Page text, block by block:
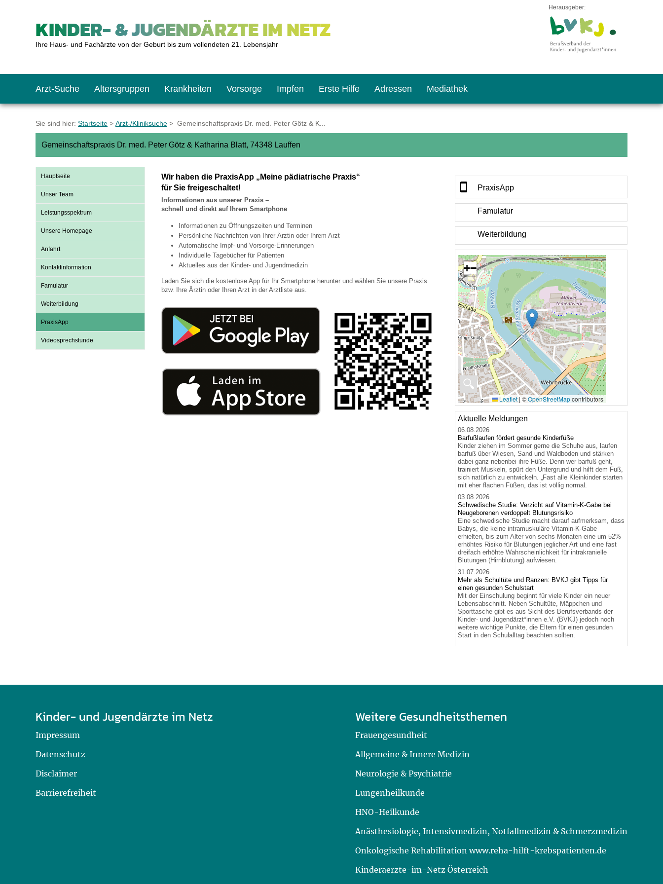
KINDER- & JUGENDÄRZTE IM NETZ
Ihre Haus- und Fachärzte von der Geburt bis zum vollendeten 21. Lebensjahr
Herausgeber:
Arzt-Suche Altersgruppen
Das erste Jahr
Schulkinder
Krankheiten Vorsorge
Baby: U1 bis U6
Schulkind: U10 bis U11
Impfen
Impfkalender
Was muss man beachten?
Impfsicherheit
Häufige Fragen
Recht auf Impfung
Vorsorge- und Impferinnerung
Erste Hilfe
Notrufnummern
Hausapotheke
Notdienste
Adressen
Notdienste
Gesundheitsämter
Mediathek
BMI-Rechner
Blutdruckrechner
Empfehlungen zum Bildschirmmediengebrauch
Hörlexikon
Material zu den Vorsorgen
Entwicklungskalender
Broschüren und Informationsflyer
Familienzeit gesund gestalten
Sie sind hier: Startseite > Arzt-/Kliniksuche > Gemeinschaftspraxis Dr. med. Peter Götz & K...
Gemeinschaftspraxis Dr. med. Peter Götz & Katharina Blatt, 74348 Lauffen
Hauptseite
Unser Team
Leistungsspektrum
Unsere Homepage
Anfahrt
Kontaktinformation
Famulatur
Weiterbildung
PraxisApp
Videosprechstunde
Wir haben die PraxisApp „Meine pädiatrische Praxis“
für Sie freigeschaltet!
Informationen aus unserer Praxis –
schnell und direkt auf Ihrem Smartphone
Informationen zu Öffnungszeiten und Terminen
Persönliche Nachrichten von Ihrer Ärztin oder Ihrem Arzt
Automatische Impf- und Vorsorge-Erinnerungen
Individuelle Tagebücher für Patienten
Aktuelles aus der Kinder- und Jugendmedizin
Laden Sie sich die kostenlose App für Ihr Smartphone herunter und wählen Sie unsere Praxis
bzw. Ihre Ärztin oder Ihren Arzt in der Arztliste aus.
PraxisApp
Famulatur
Weiterbildung
🔍
+−
Leaflet | ©OpenStreetMapcontributors
Aktuelle Meldungen
06.08.2026
Barfußlaufen fördert gesunde Kinderfüße
Kinder ziehen im Sommer gerne die Schuhe aus, laufen
barfuß über Wiesen, Sand und Waldboden und stärken
dabei ganz nebenbei ihre Füße. Denn wer barfuß geht,
trainiert Muskeln, spürt den Untergrund und hilft dem Fuß,
sich natürlich zu entwickeln. „Fast alle Kleinkinder starten
mit eher flachen Füßen, das ist völlig normal.
03.08.2026
Schwedische Studie: Verzicht auf Vitamin-K-Gabe bei
Neugeborenen verdoppelt Blutungsrisiko
Eine schwedische Studie macht darauf aufmerksam, dass
Babys, die keine intramuskuläre Vitamin-K-Gabe
erhielten, bis zum Alter von sechs Monaten eine um 52%
erhöhtes Risiko für Blutungen jeglicher Art und eine fast
dreifach erhöhte Wahrscheinlichkeit für intrakranielle
Blutungen (Hirnblutung) aufwiesen.
31.07.2026
Mehr als Schultüte und Ranzen: BVKJ gibt Tipps für
einen gesunden Schulstart
Mit der Einschulung beginnt für viele Kinder ein neuer
Lebensabschnitt. Neben Schultüte, Mäppchen und
Sporttasche gibt es aus Sicht des Berufsverbands der
Kinder- und Jugendärzt*innen e.V. (BVKJ) jedoch noch
weitere wichtige Punkte, die Eltern für einen gesunden
Start in den Schulalltag beachten sollten.
Kinder- und Jugendärzte im Netz
Impressum
Datenschutz
Disclaimer
Barrierefreiheit
Weitere Gesundheitsthemen
Frauengesundheit
Allgemeine & Innere Medizin
Neurologie & Psychiatrie
Lungenheilkunde
HNO-Heilkunde
Anästhesiologie, Intensivmedizin, Notfallmedizin & Schmerzmedizin
Onkologische Rehabilitation www.reha-hilft-krebspatienten.de
Kinderaerzte-im-Netz Österreich